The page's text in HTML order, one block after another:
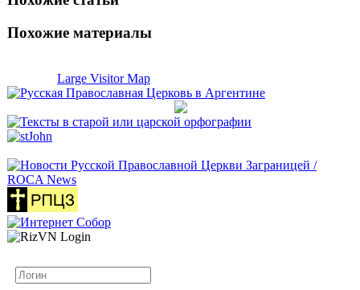
Похожие материалы
Large Visitor Map